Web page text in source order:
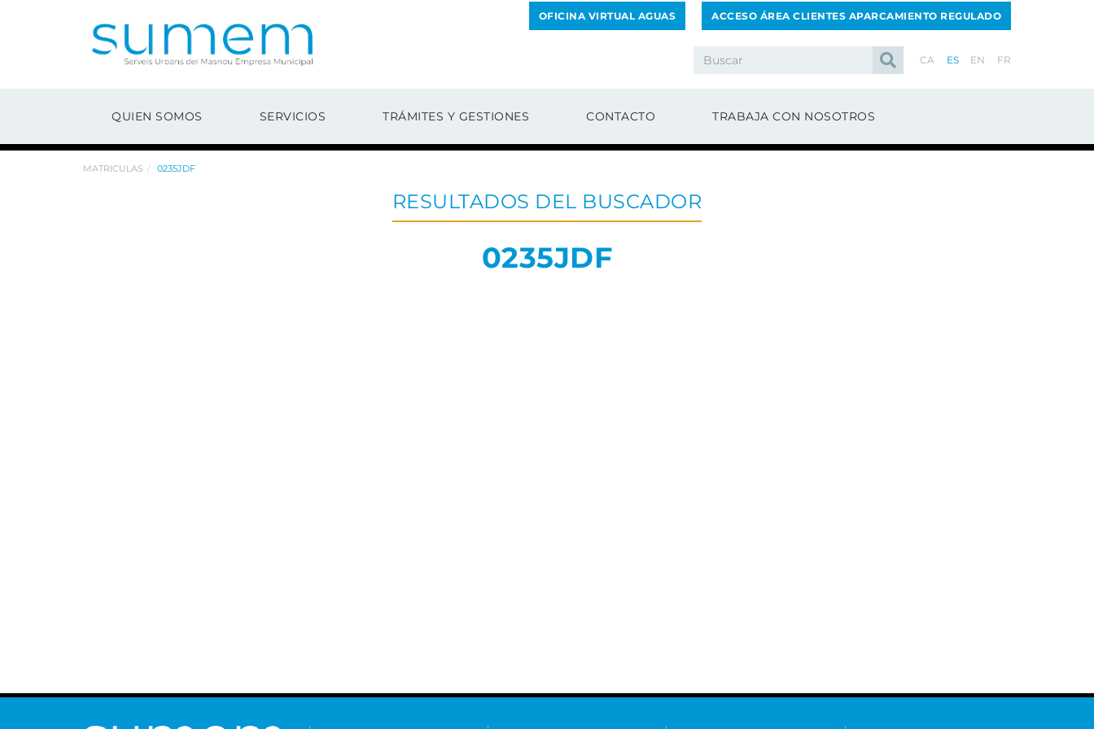
OFICINA VIRTUAL AGUAS ACCESO ÁREA CLIENTES APARCAMIENTO REGULADO
CA ES EN FR
QUIEN SOMOS SERVICIOS TRÁMITES Y GESTIONES CONTACTO TRABAJA CON NOSOTROS
MATRICULAS 0235JDF
RESULTADOS DEL BUSCADOR
0235JDF